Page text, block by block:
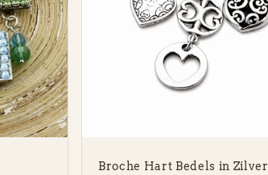
Broche Hart Bedels in Zilver